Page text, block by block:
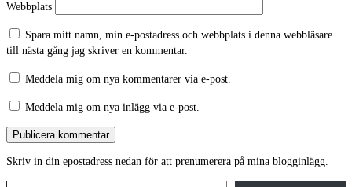
Webbplats
Spara mitt namn, min e-postadress och webbplats i denna webbläsare
till nästa gång jag skriver en kommentar.
Meddela mig om nya kommentarer via e-post.
Meddela mig om nya inlägg via e-post.
Skriv in din epostadress nedan för att prenumerera på mina blogginlägg.
Skriv din e-post …